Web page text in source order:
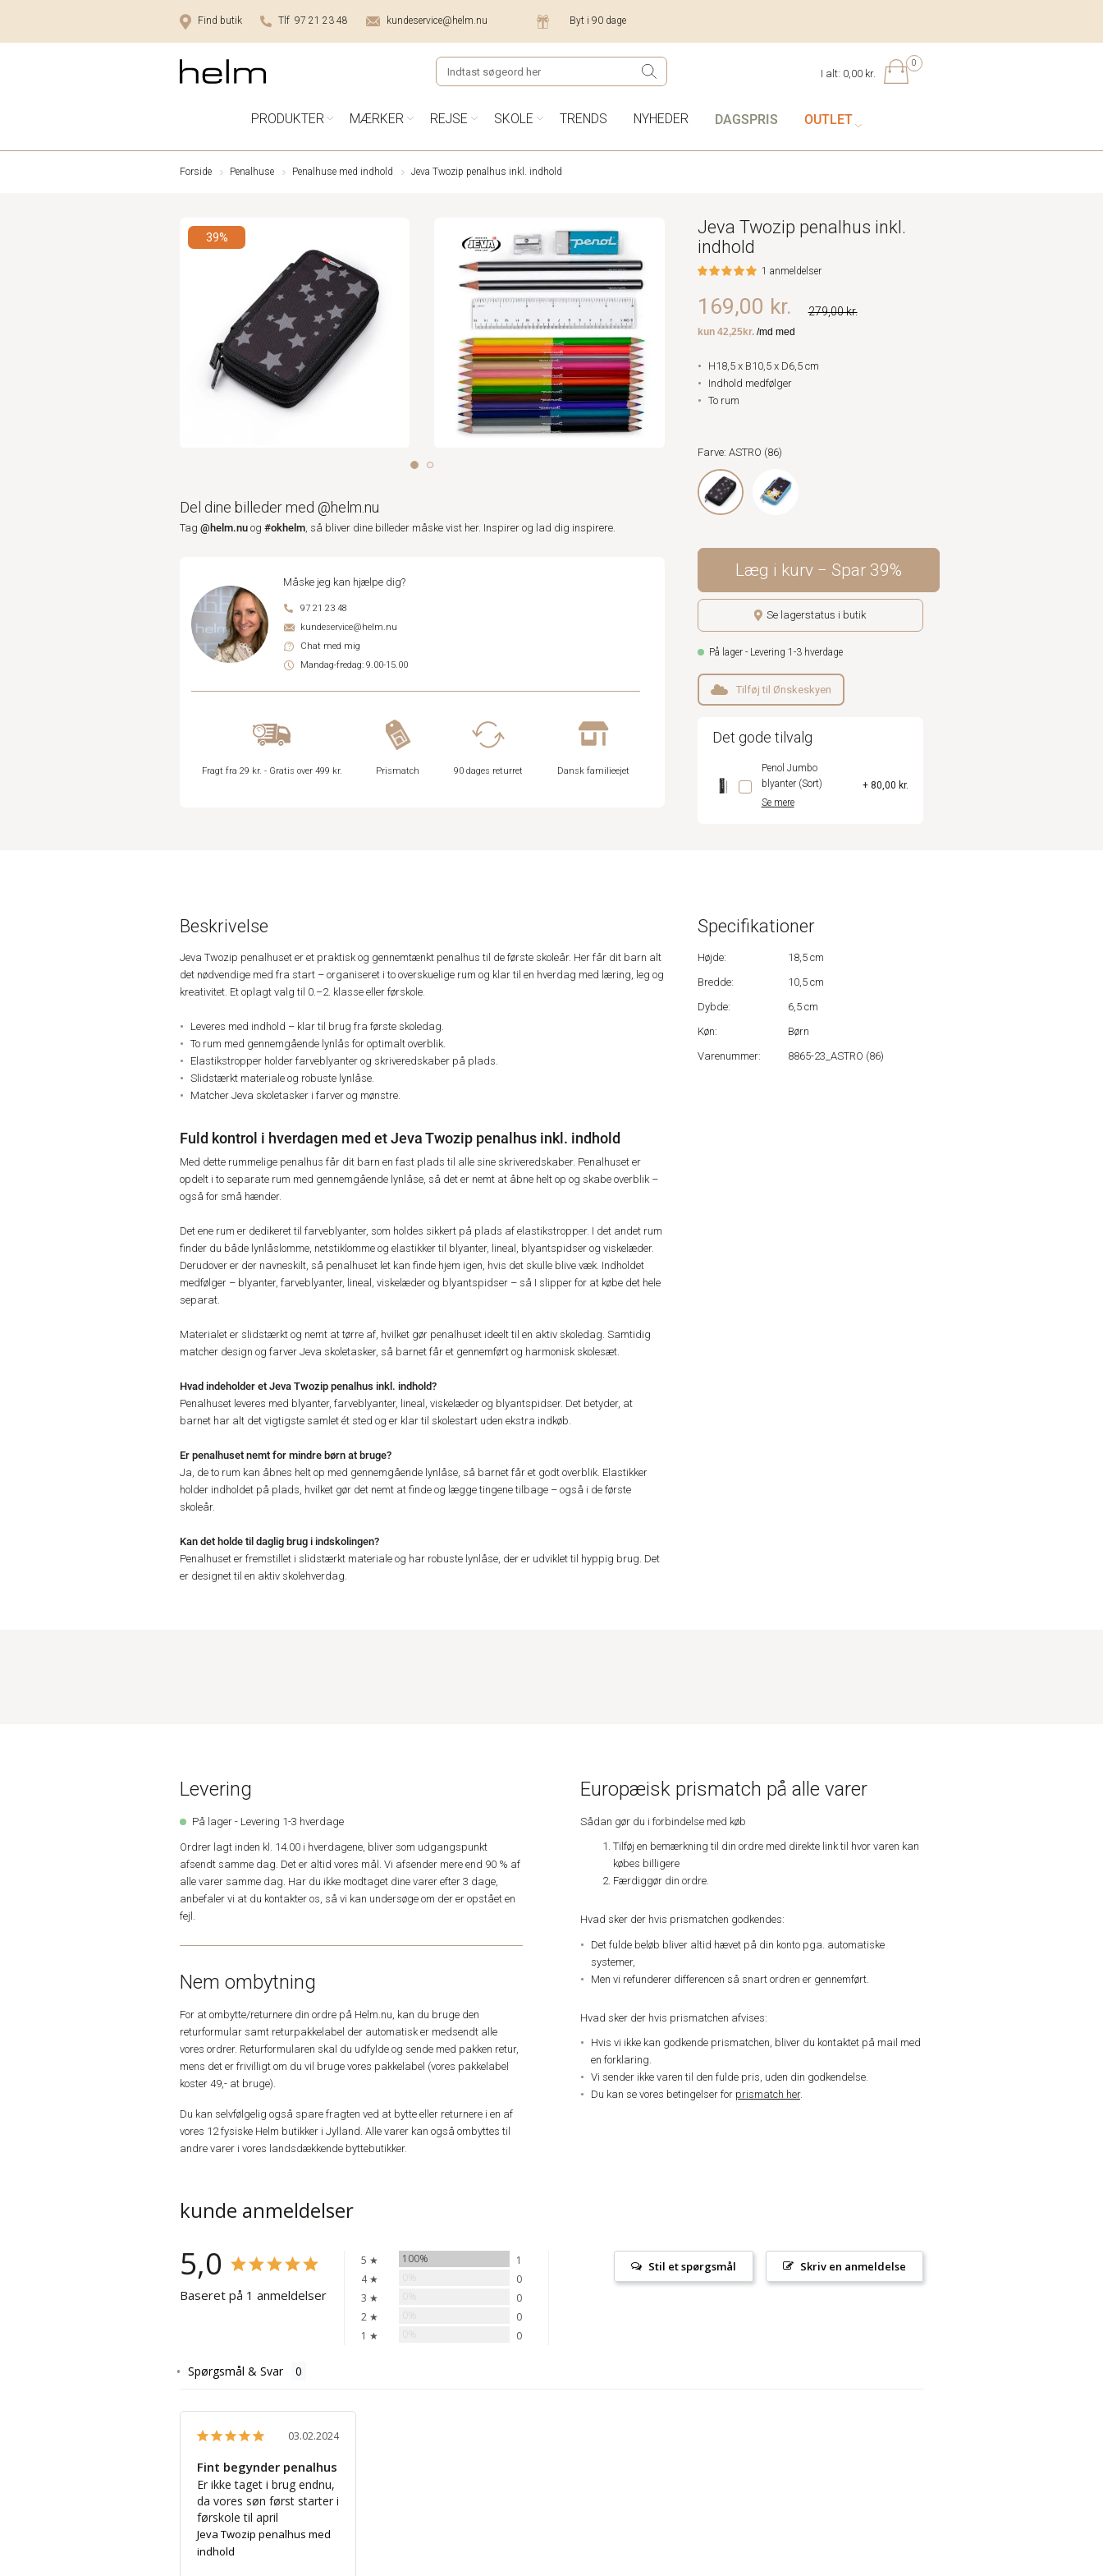
Find butik Tlf 97 21 23 48 kundeservice@helm.nu Byt i 90 dage
0
I alt: 0,00 kr.
PRODUKTER MÆRKER REJSE SKOLE TRENDS NYHEDER DAGSPRIS OUTLET
Forside Penalhuse Penalhuse med indhold Jeva Twozip penalhus inkl. indhold
39%
Del dine billeder med @helm.nu
Tag @helm.nu og #okhelm, så bliver dine billeder måske vist her. Inspirer og lad dig inspirere.
Måske jeg kan hjælpe dig?
97 21 23 48
kundeservice@helm.nu
Chat med mig
Mandag-fredag: 9.00-15.00
Fragt fra 29 kr. - Gratis over 499 kr. Prismatch 90 dages returret Dansk familieejet
Jeva Twozip penalhus inkl.
indhold
1 anmeldelser
279,00 kr.
169,00 kr.
H18,5 x B10,5 x D6,5 cm
Indhold medfølger
To rum
Farve: ASTRO (86)
Læg i kurv Spar 39%
Se lagerstatus i butik
På lager - Levering 1-3 hverdage
Tilføj til Ønskeskyen
Det gode tilvalg
Penol Jumbo
blyanter (Sort)
Se mere
+ 80,00 kr.
Beskrivelse
Jeva Twozip penalhuset er et praktisk og gennemtænkt penalhus til de første skoleår. Her får dit barn alt
det nødvendige med fra start – organiseret i to overskuelige rum og klar til en hverdag med læring, leg og
kreativitet. Et oplagt valg til 0.–2. klasse eller førskole.
Leveres med indhold – klar til brug fra første skoledag.
To rum med gennemgående lynlås for optimalt overblik.
Elastikstropper holder farveblyanter og skriveredskaber på plads.
Slidstærkt materiale og robuste lynlåse.
Matcher Jeva skoletasker i farver og mønstre.
Fuld kontrol i hverdagen med et Jeva Twozip penalhus inkl. indhold
Med dette rummelige penalhus får dit barn en fast plads til alle sine skriveredskaber. Penalhuset er
opdelt i to separate rum med gennemgående lynlåse, så det er nemt at åbne helt op og skabe overblik –
også for små hænder.
Det ene rum er dedikeret til farveblyanter, som holdes sikkert på plads af elastikstropper. I det andet rum
finder du både lynlåslomme, netstiklomme og elastikker til blyanter, lineal, blyantspidser og viskelæder.
Derudover er der navneskilt, så penalhuset let kan finde hjem igen, hvis det skulle blive væk. Indholdet
medfølger – blyanter, farveblyanter, lineal, viskelæder og blyantspidser – så I slipper for at købe det hele
separat.
Materialet er slidstærkt og nemt at tørre af, hvilket gør penalhuset ideelt til en aktiv skoledag. Samtidig
matcher design og farver Jeva skoletasker, så barnet får et gennemført og harmonisk skolesæt.
Hvad indeholder et Jeva Twozip penalhus inkl. indhold?
Penalhuset leveres med blyanter, farveblyanter, lineal, viskelæder og blyantspidser. Det betyder, at
barnet har alt det vigtigste samlet ét sted og er klar til skolestart uden ekstra indkøb.
Er penalhuset nemt for mindre børn at bruge?
Ja, de to rum kan åbnes helt op med gennemgående lynlåse, så barnet får et godt overblik. Elastikker
holder indholdet på plads, hvilket gør det nemt at finde og lægge tingene tilbage – også i de første
skoleår.
Kan det holde til daglig brug i indskolingen?
Penalhuset er fremstillet i slidstærkt materiale og har robuste lynlåse, der er udviklet til hyppig brug. Det
er designet til en aktiv skolehverdag.
Specifikationer
Højde:
18,5 cm
Bredde:
10,5 cm
Dybde:
6,5 cm
Køn:
Børn
Varenummer:
8865-23_ASTRO (86)
Levering
På lager - Levering 1-3 hverdage
Ordrer lagt inden kl. 14.00 i hverdagene, bliver som udgangspunkt
afsendt samme dag. Det er altid vores mål. Vi afsender mere end 90 % af
alle varer samme dag. Har du ikke modtaget dine varer efter 3 dage,
anbefaler vi at du kontakter os, så vi kan undersøge om der er opstået en
fejl.
Nem ombytning
For at ombytte/returnere din ordre på Helm.nu, kan du bruge den
returformular samt returpakkelabel der automatisk er medsendt alle
vores ordrer. Returformularen skal du udfylde og sende med pakken retur,
mens det er frivilligt om du vil bruge vores pakkelabel (vores pakkelabel
koster 49,- at bruge).
Du kan selvfølgelig også spare fragten ved at bytte eller returnere i en af
vores 12 fysiske Helm butikker i Jylland. Alle varer kan også ombyttes til
andre varer i vores landsdækkende byttebutikker.
Europæisk prismatch på alle varer
Sådan gør du i forbindelse med køb
Tilføj en bemærkning til din ordre med direkte link til hvor varen kan
købes billigere
Færdiggør din ordre.
Hvad sker der hvis prismatchen godkendes:
Det fulde beløb bliver altid hævet på din konto pga. automatiske
systemer,
Men vi refunderer differencen så snart ordren er gennemført.
Hvad sker der hvis prismatchen afvises:
Hvis vi ikke kan godkende prismatchen, bliver du kontaktet på mail med
en forklaring.
Vi sender ikke varen til den fulde pris, uden din godkendelse.
Du kan se vores betingelser for prismatch her.
kunde anmeldelser
5,0
Baseret på 1 anmeldelser
5 ★ 100%
1
4 ★
0
3 ★
0
2 ★
0
1 ★
0
Skriv en anmeldelse
Stil et spørgsmål
Spørgsmål & Svar
03.02.2024
Fint begynder penalhus
Er ikke taget i brug endnu,
da vores søn først starter i
førskole til april
Jeva Twozip penalhus med
indhold